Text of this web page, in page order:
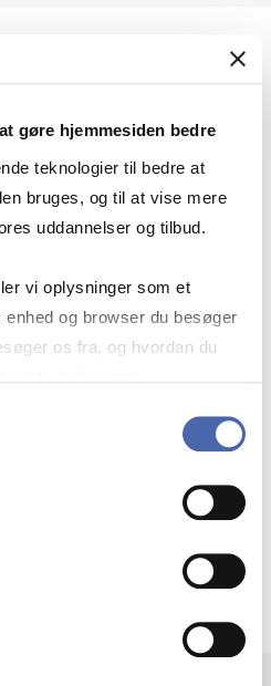
gøre hjemmesiden bedre
teknologier til bedre at
bruges, og til at vise mere
uddannelser og tilbud.
vi oplysninger som et
og browser du besøger
os fra, og hvordan du
selv - og kan altid trække
virksomhed?